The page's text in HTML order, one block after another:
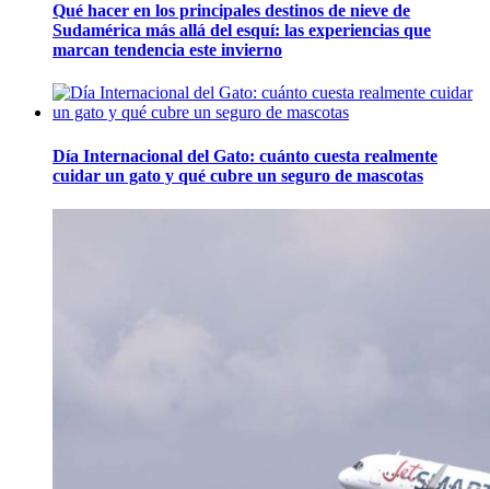
Qué hacer en los principales destinos de nieve de
Sudamérica más allá del esquí: las experiencias que
marcan tendencia este invierno
Día Internacional del Gato: cuánto cuesta realmente
cuidar un gato y qué cubre un seguro de mascotas